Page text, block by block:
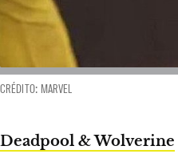
CRÉDITO: MARVEL
Deadpool & Wolverine